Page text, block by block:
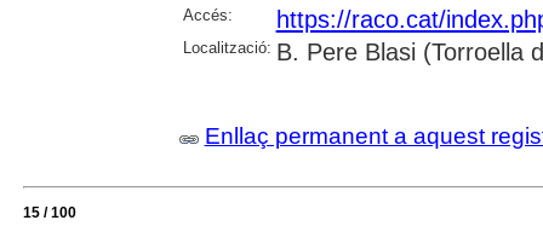
Accés: https://raco.cat/
Localització: B. Pere Blasi (Torroella
Enllaç permanent a aquest
15 / 100